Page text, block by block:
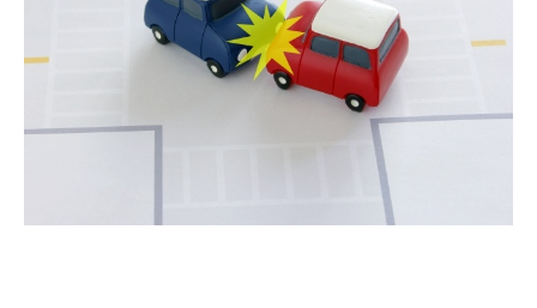
名鉄ミューズポイント
快適カーシェアリング
料金プラン